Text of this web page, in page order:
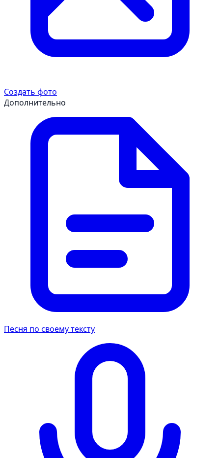
Создать фото
Дополнительно
Песня по своему тексту